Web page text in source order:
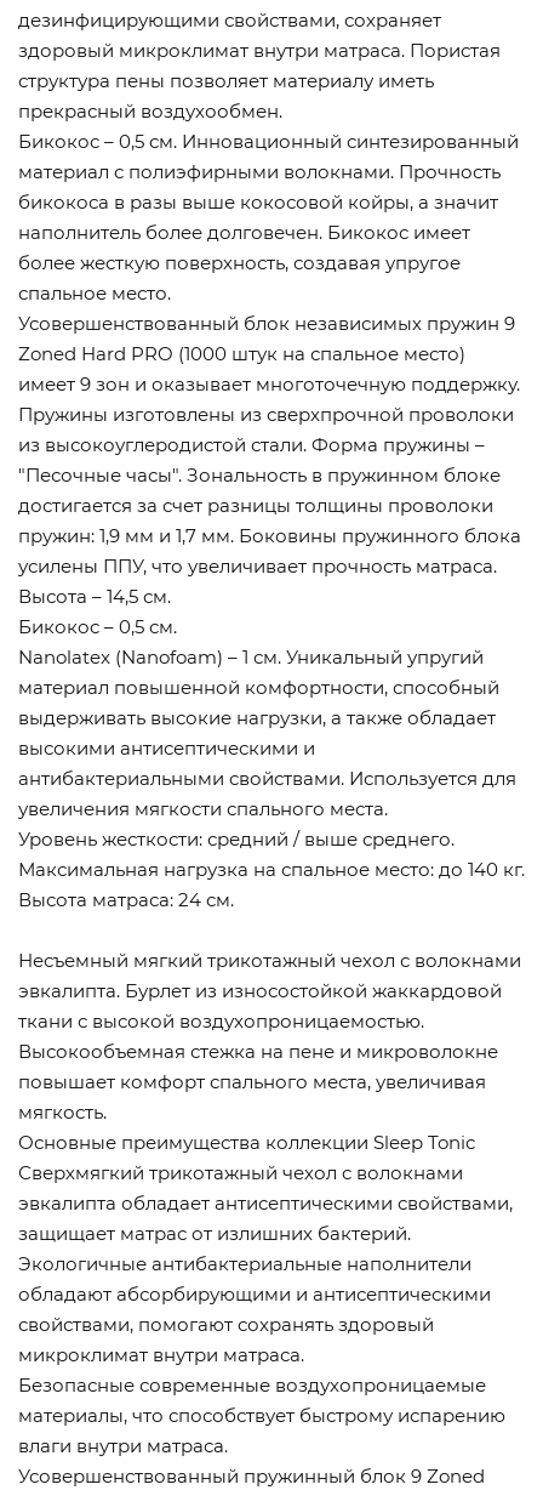
дезинфицирующими свойствами, сохраняет
здоровый микроклимат внутри матраса. Пористая
структура пены позволяет материалу иметь
прекрасный воздухообмен.
Бикокос – 0,5 см. Инновационный синтезированный
материал с полиэфирными волокнами. Прочность
бикокоса в разы выше кокосовой койры, а значит
наполнитель более долговечен. Бикокос имеет
более жесткую поверхность, создавая упругое
спальное место.
Усовершенствованный блок независимых пружин 9
Zoned Hard PRO (1000 штук на спальное место)
имеет 9 зон и оказывает многоточечную поддержку.
Пружины изготовлены из сверхпрочной проволоки
из высокоуглеродистой стали. Форма пружины –
"Песочные часы". Зональность в пружинном блоке
достигается за счет разницы толщины проволоки
пружин: 1,9 мм и 1,7 мм. Боковины пружинного блока
усилены ППУ, что увеличивает прочность матраса.
Высота – 14,5 см.
Бикокос – 0,5 см.
Nanolatex (Nanofoam) – 1 см. Уникальный упругий
материал повышенной комфортности, способный
выдерживать высокие нагрузки, а также обладает
высокими антисептическими и
антибактериальными свойствами. Используется для
увеличения мягкости спального места.
Уровень жесткости: средний / выше среднего.
Максимальная нагрузка на спальное место: до 140 кг.
Высота матраса: 24 см.
Несъемный мягкий трикотажный чехол с волокнами
эвкалипта. Бурлет из износостойкой жаккардовой
ткани с высокой воздухопроницаемостью.
Высокообъемная стежка на пене и микроволокне
повышает комфорт спального места, увеличивая
мягкость.
Основные преимущества коллекции Sleep Tonic
Сверхмягкий трикотажный чехол с волокнами
эвкалипта обладает антисептическими свойствами,
защищает матрас от излишних бактерий.
Экологичные антибактериальные наполнители
обладают абсорбирующими и антисептическими
свойствами, помогают сохранять здоровый
микроклимат внутри матраса.
Безопасные современные воздухопроницаемые
материалы, что способствует быстрому испарению
влаги внутри матраса.
Усовершенствованный пружинный блок 9 Zoned